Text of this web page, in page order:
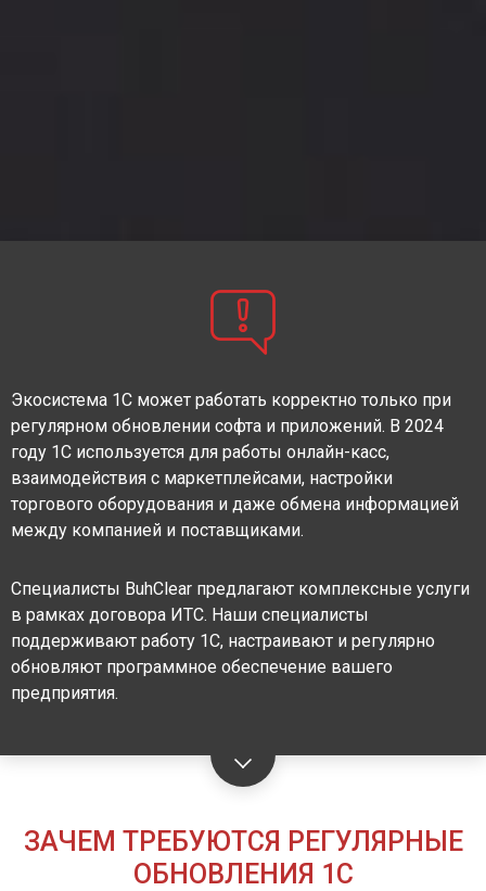
Экосистема 1С может работать корректно только при
регулярном обновлении софта и приложений. В 2024
году 1С используется для работы онлайн-касс,
взаимодействия с маркетплейсами, настройки
торгового оборудования и даже обмена информацией
между компанией и поставщиками.
Специалисты BuhClear предлагают комплексные услуги
в рамках договора ИТС. Наши специалисты
поддерживают работу 1С, настраивают и регулярно
обновляют программное обеспечение вашего
предприятия.
ЗАЧЕМ ТРЕБУЮТСЯ РЕГУЛЯРНЫЕ
ОБНОВЛЕНИЯ 1С